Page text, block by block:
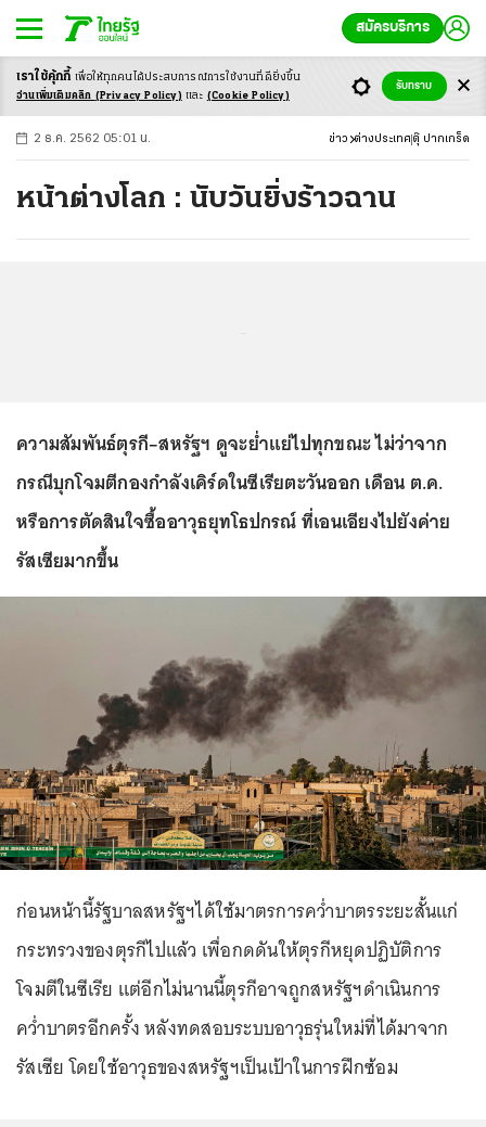
สมัครบริการ
-ก ก ก+
2 ธ.ค. 2562 05:01 น. ข่าว ต่างประเทศ ตุ๊ ปากเกร็ด
หน้าต่างโลก : นับวันยิ่งร้าวฉาน
ความสัมพันธ์ตุรกี–สหรัฐฯ ดูจะย่ำแย่ไปทุกขณะ ไม่ว่าจาก
กรณีบุกโจมตีกองกำลังเคิร์ดในซีเรียตะวันออก เดือน ต.ค.
หรือการตัดสินใจซื้ออาวุธยุทโธปกรณ์ ที่เอนเอียงไปยังค่าย
รัสเซียมากขึ้น
ก่อนหน้านี้รัฐบาลสหรัฐฯได้ใช้มาตรการคว่ำบาตรระยะสั้นแก่
กระทรวงของตุรกีไปแล้ว เพื่อกดดันให้ตุรกีหยุดปฏิบัติการ
โจมตีในซีเรีย แต่อีกไม่นานนี้ตุรกีอาจถูกสหรัฐฯดำเนินการ
คว่ำบาตรอีกครั้ง หลังทดสอบระบบอาวุธรุ่นใหม่ที่ได้มาจาก
รัสเซีย โดยใช้อาวุธของสหรัฐฯเป็นเป้าในการฝึกซ้อม
เราใช้คุ้กกี้ เพื่อให้ทุกคนได้ประสบการณ์การใช้งานที่ดียิ่งขึ้น
อ่านเพิ่มเติมคลิก (Privacy Policy) และ (Cookie Policy)
รับทราบ